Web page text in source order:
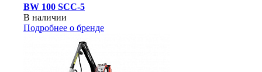
BW 100 SCC-5
В наличии
Подробнее о бренде